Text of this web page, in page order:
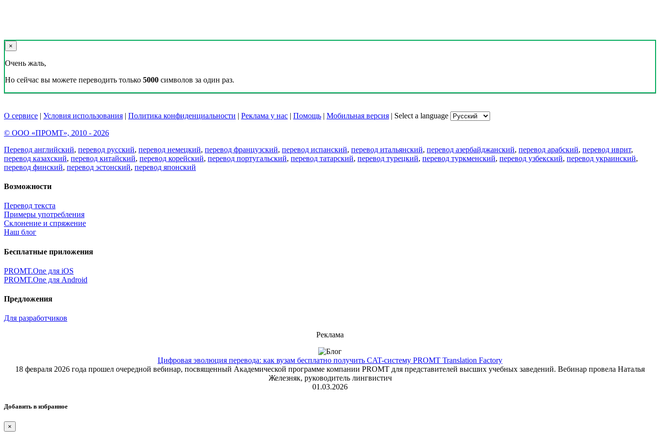
×
Очень жаль,
Но сейчас вы можете переводить только 5000 символов за один раз.
О сервисе | Условия использования | Политика конфиденциальности | Реклама у нас | Помощь | Мобильная версия | Select a language
© ООО «ПРОМТ», 2010 - 2026
Перевод английский, перевод русский, перевод немецкий, перевод французский, перевод испанский, перевод итальянский, перевод азербайджанский, перевод арабский, перевод иврит,
перевод казахский, перевод китайский, перевод корейский, перевод португальский, перевод татарский, перевод турецкий, перевод туркменский, перевод узбекский, перевод украинский,
перевод финский, перевод эстонский, перевод японский
Возможности
Перевод текста
Примеры употребления
Склонение и спряжение
Наш блог
Бесплатные приложения
PROMT.One для iOS
PROMT.One для Android
Предложения
Для разработчиков
Реклама
Цифровая эволюция перевода: как вузам бесплатно получить CAT-систему PROMT Translation Factory
18 февраля 2026 года прошел очередной вебинар, посвященный Академической программе компании PROMT для представителей высших учебных заведений. Вебинар провела Наталья
Железняк, руководитель лингвистич
01.03.2026
Добавить в избранное
×